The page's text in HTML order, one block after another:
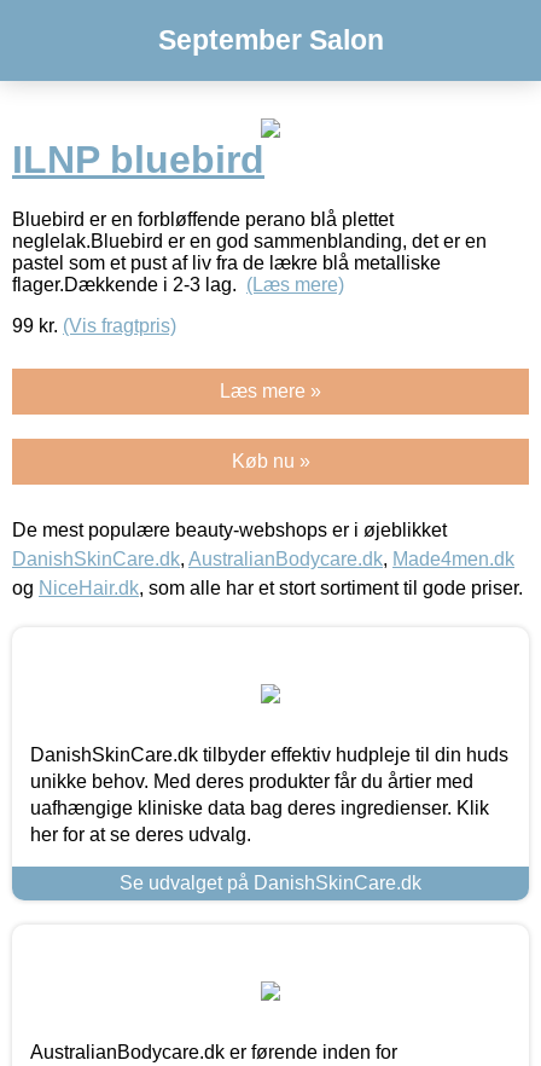
September Salon
ILNP bluebird
Bluebird er en forbløffende perano blå plettet
neglelak.Bluebird er en god sammenblanding, det er en
pastel som et pust af liv fra de lækre blå metalliske
flager.Dækkende i 2-3 lag. (Læs mere)
99 kr. (Vis fragtpris)
Læs mere »
Køb nu »
De mest populære beauty-webshops er i øjeblikket
DanishSkinCare.dk, AustralianBodycare.dk, Made4men.dk
og NiceHair.dk, som alle har et stort sortiment til gode priser.
DanishSkinCare.dk tilbyder effektiv hudpleje til din huds
unikke behov. Med deres produkter får du årtier med
uafhængige kliniske data bag deres ingredienser. Klik
her for at se deres udvalg.
Se udvalget på DanishSkinCare.dk
AustralianBodycare.dk er førende inden for